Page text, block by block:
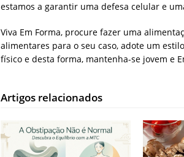
estamos a garantir uma defesa celular e
Viva Em Forma, procure fazer uma
alimentares para o seu caso, adote um
físico e desta forma, mantenha-se jovem e
Artigos relacionados